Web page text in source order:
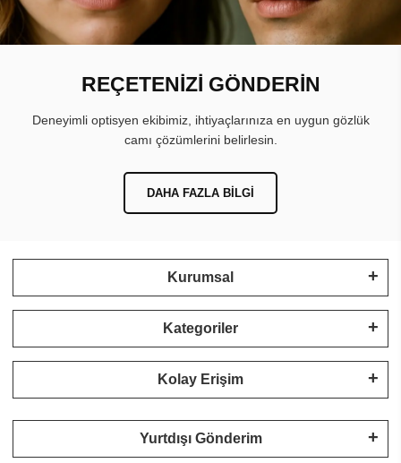
REÇETENİZİ GÖNDERİN
Deneyimli optisyen ekibimiz, ihtiyaçlarınıza en uygun gözlük
camı çözümlerini belirlesin.
DAHA FAZLA BILGI
Kurumsal
Kategoriler
Kolay Erişim
Yurtdışı Gönderim